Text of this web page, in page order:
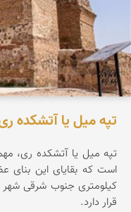
تپه میل یا آتشکده
تپه ميل يا آتشكده ری،
كيلومتری جنوب شرقی شهر
قرار دارد.